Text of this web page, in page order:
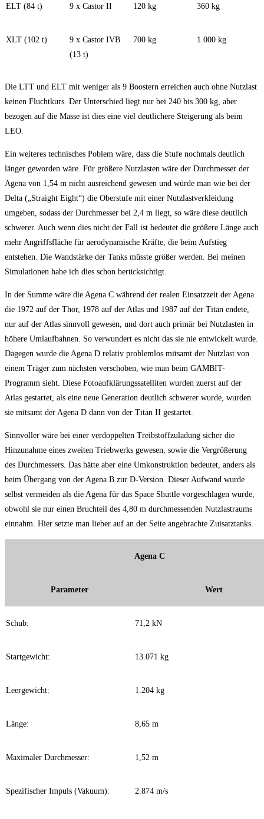
ELT (84 t) 9 x Castor II 120 kg 360 kg
XLT (102 t)
9 x Castor IVB
(13 t)
700 kg 1.000 kg
Die LTT und ELT mit weniger als 9 Boostern erreichen auch ohne Nutzlast
keinen Fluchtkurs. Der Unterschied liegt nur bei 240 bis 300 kg, aber
bezogen auf die Masse ist dies eine viel deutlichere Steigerung als beim
LEO.
Ein weiteres technisches Poblem wäre, dass die Stufe nochmals deutlich
länger geworden wäre. Für größere Nutzlasten wäre der Durchmesser der
Agena von 1,54 m nicht ausreichend gewesen und würde man wie bei der
Delta („Straight Eight“) die Oberstufe mit einer Nutzlastverkleidung
umgeben, sodass der Durchmesser bei 2,4 m liegt, so wäre diese deutlich
schwerer. Auch wenn dies nicht der Fall ist bedeutet die größere Länge auch
mehr Angriffsfläche für aerodynamische Kräfte, die beim Aufstieg
entstehen. Die Wandstärke der Tanks müsste größer werden. Bei meinen
Simulationen habe ich dies schon berücksichtigt.
In der Summe wäre die Agena C während der realen Einsatzzeit der Agena
die 1972 auf der Thor, 1978 auf der Atlas und 1987 auf der Titan endete,
nur auf der Atlas sinnvoll gewesen, und dort auch primär bei Nutzlasten in
höhere Umlaufbahnen. So verwundert es nicht das sie nie entwickelt wurde.
Dagegen wurde die Agena D relativ problemlos mitsamt der Nutzlast von
einem Träger zum nächsten verschoben, wie man beim GAMBIT-
Programm sieht. Diese Fotoaufklärungssatelliten wurden zuerst auf der
Atlas gestartet, als eine neue Generation deutlich schwerer wurde, wurden
sie mitsamt der Agena D dann von der Titan II gestartet.
Sinnvoller wäre bei einer verdoppelten Treibstoffzuladung sicher die
Hinzunahme eines zweiten Triebwerks gewesen, sowie die Vergrößerung
des Durchmessers. Das hätte aber eine Umkonstruktion bedeutet, anders als
beim Übergang von der Agena B zur D-Version. Dieser Aufwand wurde
selbst vermeiden als die Agena für das Space Shuttle vorgeschlagen wurde,
obwohl sie nur einen Bruchteil des 4,80 m durchmessenden Nutzlastraums
einnahm. Hier setzte man lieber auf an der Seite angebrachte Zuisatztanks.
Agena C
Parameter Wert
Schub: 71,2 kN
Startgewicht: 13.071 kg
Leergewicht: 1.204 kg
Länge: 8,65 m
Maximaler Durchmesser: 1,52 m
Spezifischer Impuls (Vakuum): 2.874 m/s